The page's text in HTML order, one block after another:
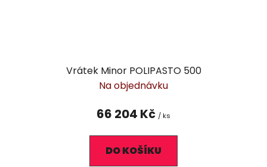
Vrátek Minor POLIPASTO 500
Na objednávku
66 204 Kč / ks
DO KOŠÍKU